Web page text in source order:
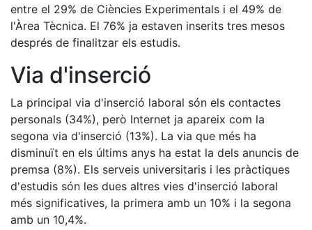
entre el 29% de Ciències Experimentals i el 49% de
l'Àrea Tècnica. El 76% ja estaven inserits tres mesos
després de finalitzar els estudis.
Via d'inserció
La principal via d'inserció laboral són els contactes
personals (34%), però Internet ja apareix com la
segona via d'inserció (13%). La via que més ha
disminuït en els últims anys ha estat la dels anuncis de
premsa (8%). Els serveis universitaris i les pràctiques
d'estudis són les dues altres vies d'inserció laboral
més significatives, la primera amb un 10% i la segona
amb un 10,4%.